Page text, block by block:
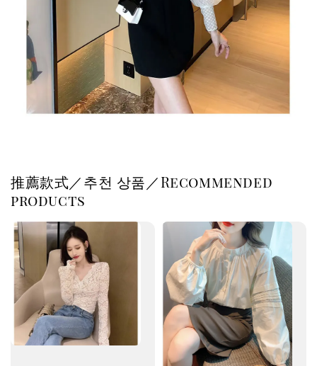
推薦款式／추천 상품／Recommended
products